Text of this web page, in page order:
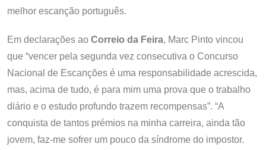
melhor escanção português.
Em declarações ao Correio da Feira, Marc Pinto vincou
que “vencer pela segunda vez consecutiva o Concurso
Nacional de Escanções é uma responsabilidade acrescida,
mas, acima de tudo, é para mim uma prova que o trabalho
diário e o estudo profundo trazem recompensas”. “A
conquista de tantos prémios na minha carreira, ainda tão
jovem, faz-me sofrer um pouco da síndrome do impostor.